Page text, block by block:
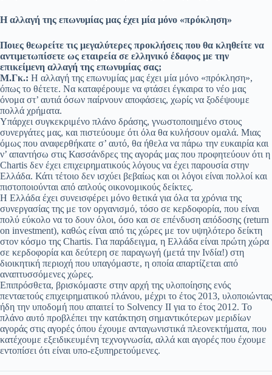
Η αλλαγή της επωνυμίας μας έχει μία μόνο «πρόκληση»
Ποιες θεωρείτε τις μεγαλύτερες προκλήσεις που θα κληθείτε να
αντιμετωπίσετε ως εταιρεία σε ελληνικό έδαφος με την
επικείμενη αλλαγή της επωνυμίας σας;
Μ.Γκ.: Η αλλαγή της επωνυμίας μας έχει μία μόνο «πρόκληση»,
όπως το θέτετε. Να καταφέρουμε να φτάσει έγκαιρα το νέο μας
όνομα στ’ αυτιά όσων παίρνουν αποφάσεις, χωρίς να ξοδέψουμε
πολλά χρήματα.
Υπάρχει συγκεκριμένο πλάνο δράσης, γνωστοποιημένο στους
συνεργάτες μας, και πιστεύουμε ότι όλα θα κυλήσουν ομαλά. Μιας
όμως που αναφερθήκατε σ’ αυτό, θα ήθελα να πάρω την ευκαιρία και
ν’ απαντήσω στις Κασσάνδρες της αγοράς μας που προφητεύουν ότι η
Chartis δεν έχει επιχειρηματικούς λόγους να έχει παρουσία στην
Ελλάδα. Κάτι τέτοιο δεν ισχύει βεβαίως και οι λόγοι είναι πολλοί και
πιστοποιούνται από απλούς οικονομικούς δείκτες.
Η Ελλάδα έχει συνεισφέρει μόνο θετικά για όλα τα χρόνια της
συνεργασίας της με τον οργανισμό, τόσο σε κερδοφορία, που είναι
πολύ εύκολο να το δουν όλοι, όσο και σε επένδυση απόδοσης (return
on investment), καθώς είναι από τις χώρες με τον υψηλότερο δείκτη
στον κόσμο της Chartis. Για παράδειγμα, η Ελλάδα είναι πρώτη χώρα
σε κερδοφορία και δεύτερη σε παραγωγή (μετά την Ινδία!) στη
διοικητική περιοχή που υπαγόμαστε, η οποία απαρτίζεται από
αναπτυσσόμενες χώρες.
Επιπρόσθετα, βρισκόμαστε στην αρχή της υλοποίησης ενός
πενταετούς επιχειρηματικού πλάνου, μέχρι το έτος 2013, υλοποιώντας
ήδη την υποδομή που απαιτεί το Solvency II για το έτος 2012. Το
πλάνο αυτό προβλέπει την κατάκτηση σημαντικότερων μεριδίων
αγοράς στις αγορές όπου έχουμε ανταγωνιστικά πλεονεκτήματα, που
κατέχουμε εξειδικευμένη τεχνογνωσία, αλλά και αγορές που έχουμε
εντοπίσει ότι είναι υπο-εξυπηρετούμενες.